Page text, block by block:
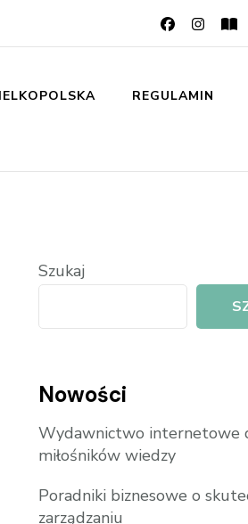
REGULAMIN
Szukaj
Nowości
Wydawnictwo internetowe
miłośników wiedzy
Poradniki biznesowe o
zarządzaniu